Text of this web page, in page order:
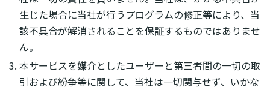
生じた場合に当社が行うプログラムの修正等により、当
該不具合が解消されることを保証するものではありませ
ん。
本サービスを媒介としたユーザーと第三者間の一切の取
引および紛争等に関して、当社は一切関与せず、いかな